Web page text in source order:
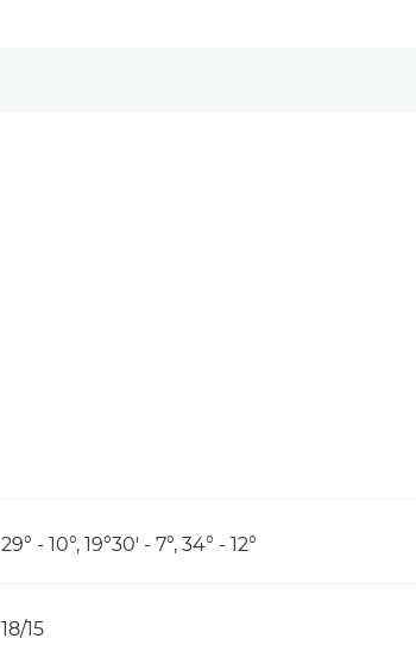
29° - 10°, 19°30' - 7°, 34° - 12°
18/15